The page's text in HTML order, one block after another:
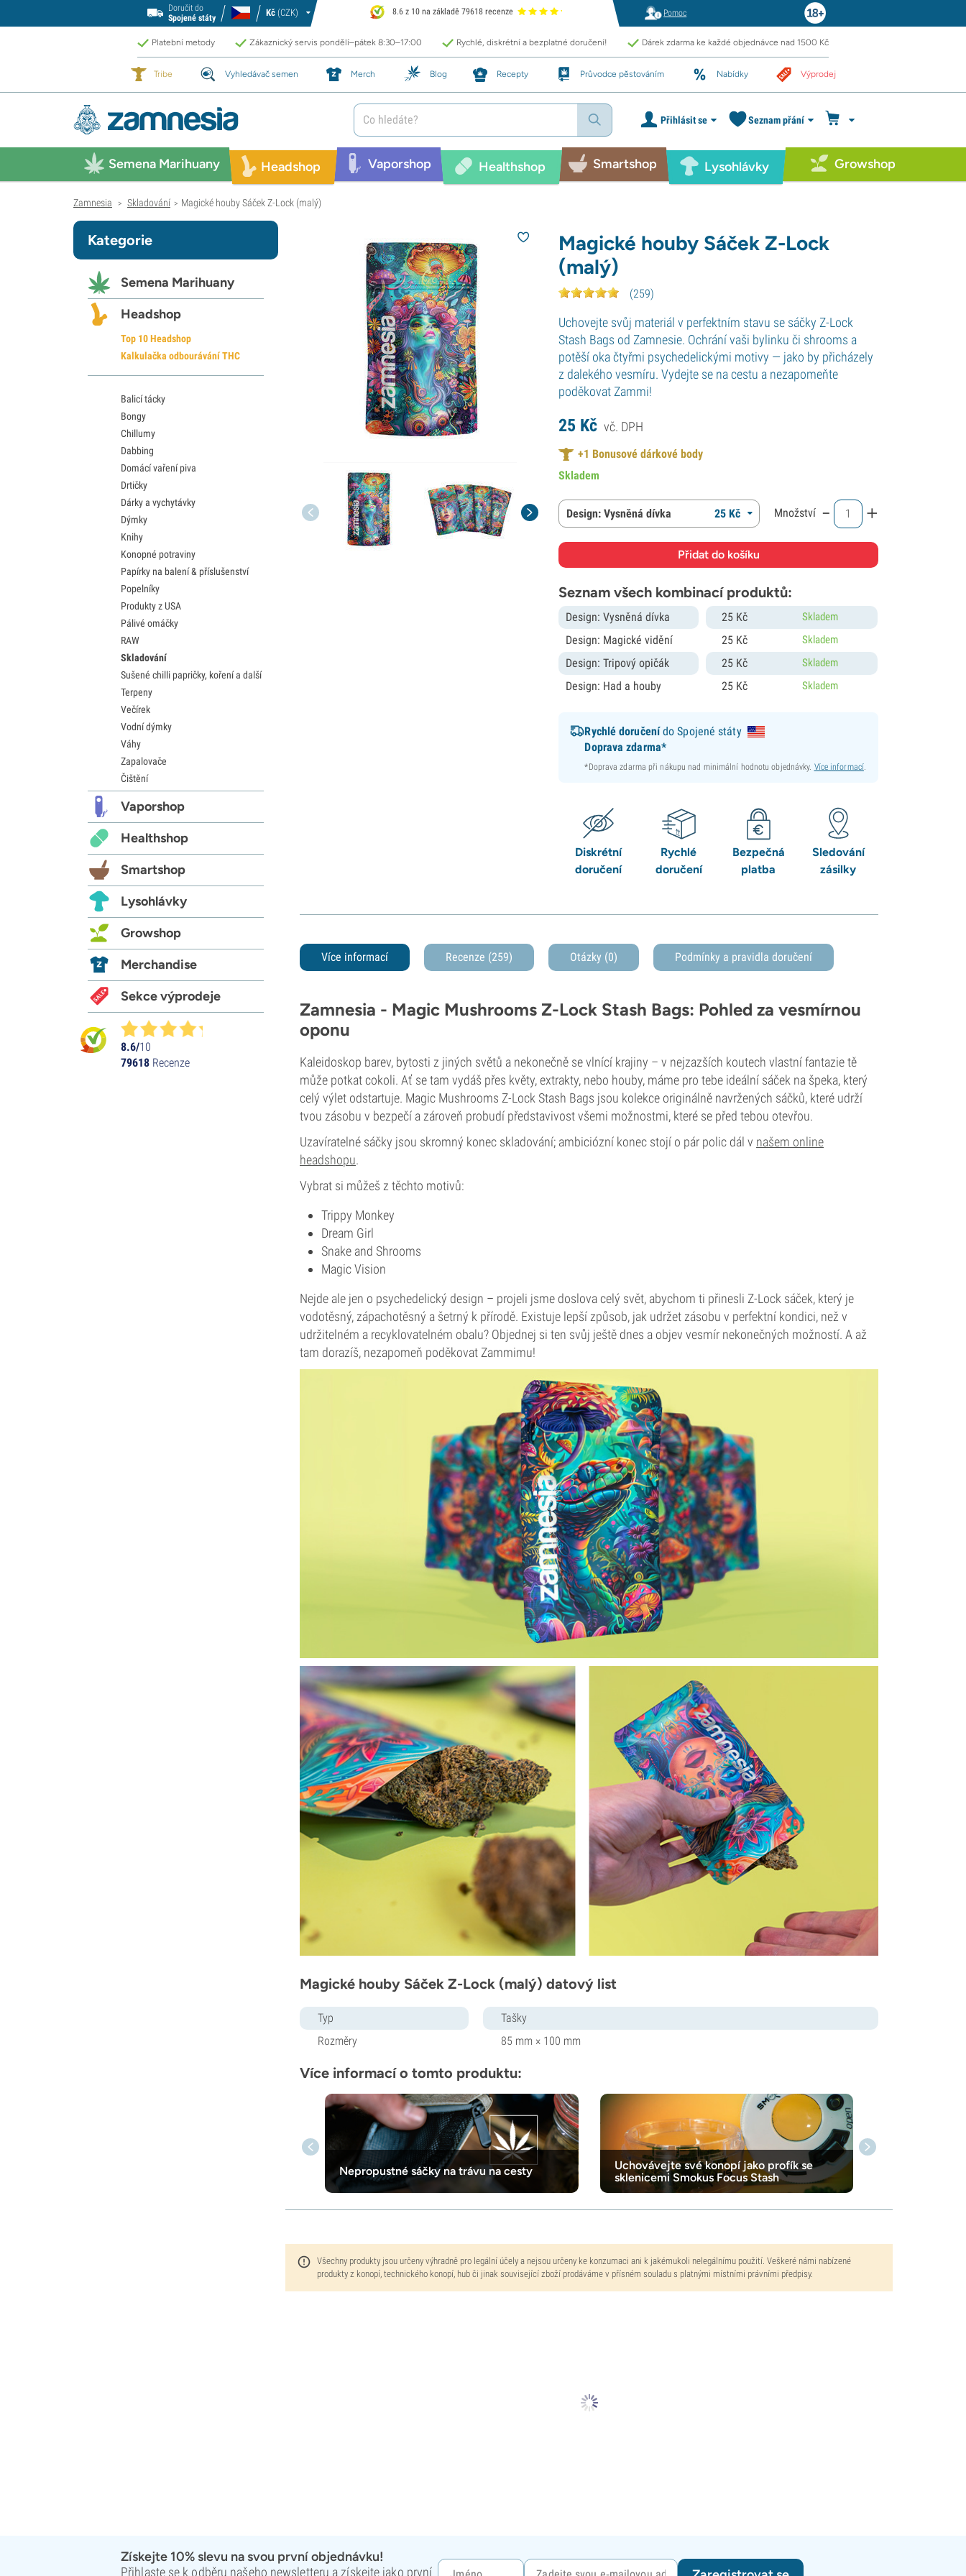
Doručit do
Spojené státy
Kč (CZK) 8.6 z 10 na základě 79618 recenze Pomoc
Platební metody Zákaznický servis pondělí–pátek 8:30–17:00 Rychlé, diskrétní a bezplatné doručení! Dárek zdarma ke každé objednávce nad 1500 Kč
Tribe Vyhledávač semen Merch Blog Recepty Průvodce pěstováním Nabídky Výprodej
Přihlásit se Seznam přání
Semena Marihuany Headshop Vaporshop Healthshop Smartshop Lysohlávky Growshop
Zamnesia > Skladování > Magické houby Sáček Z-Lock (malý)
Magické houby Sáček Z-Lock
(malý)
(259)
Uchovejte svůj materiál v perfektním stavu se sáčky Z-Lock
Stash Bags od Zamnesie. Ochrání vaši bylinku či shrooms a
potěší oka čtyřmi psychedelickými motivy — jako by přicházely
z dalekého vesmíru. Vydejte se na cestu a nezapomeňte
poděkovat Zammi!
25 Kč vč. DPH
+1 Bonusové dárkové body
Skladem
Design: Vysněná dívka 25 Kč Množství - +
Seznam všech kombinací produktů:
Design: Vysněná dívka 25Kč Skladem
Design: Magické vidění 25Kč Skladem
Design: Tripový opičák 25Kč Skladem
Design: Had a houby 25Kč Skladem
Rychlé doručenído Spojené státy
Doprava zdarma*
*Doprava zdarma při nákupu nad minimální hodnotu objednávky. Více informací.
Diskrétní
doručení
Rychlé
doručení
Bezpečná
platba
Sledování
zásilky
Více informací Recenze (259) Otázky (0) Podmínky a pravidla doručení
Zamnesia - Magic Mushrooms Z-Lock Stash Bags: Pohled za vesmírnou
oponu
Kaleidoskop barev, bytosti z jiných světů a nekonečně se vlnící krajiny – v nejzazších koutech vlastní fantazie tě
může potkat cokoli. Ať se tam vydáš přes květy, extrakty, nebo houby, máme pro tebe ideální sáček na špeka, který
celý výlet odstartuje. Magic Mushrooms Z-Lock Stash Bags jsou kolekce originálně navržených sáčků, které udrží
tvou zásobu v bezpečí a zároveň probudí představivost všemi možnostmi, které se před tebou otevřou.
Uzavíratelné sáčky jsou skromný konec skladování; ambiciózní konec stojí o pár polic dál v našem online
headshopu.
Vybrat si můžeš z těchto motivů:
Trippy Monkey
Dream Girl
Snake and Shrooms
Magic Vision
Nejde ale jen o psychedelický design – projeli jsme doslova celý svět, abychom ti přinesli Z-Lock sáček, který je
vodotěsný, zápachotěsný a šetrný k přírodě. Existuje lepší způsob, jak udržet zásobu v perfektní kondici, než v
udržitelném a recyklovatelném obalu? Objednej si ten svůj ještě dnes a objev vesmír nekonečných možností. A až
tam dorazíš, nezapomeň poděkovat Zammimu!
Magické houby Sáček Z-Lock (malý) datový list
Typ
Tašky
Rozměry
85 mm × 100 mm
Více informací o tomto produktu:
Nepropustné sáčky na trávu na cesty
Uchovávejte své konopí jako profík se
sklenicemi Smokus Focus Stash
Všechny produkty jsou určeny výhradně pro legální účely a nejsou určeny ke konzumaci ani k jakémukoli nelegálnímu použití. Veškeré námi nabízené
produkty z konopí, technického konopí, hub či jinak související zboží prodáváme v přísném souladu s platnými místními právními předpisy.
Kategorie
Semena Marihuany
Headshop
Top 10 Headshop
Kalkulačka odbourávání THC
Balicí tácky
Bongy
Chillumy
Dabbing
Domácí vaření piva
Drtičky
Dárky a vychytávky
Dýmky
Knihy
Konopné potraviny
Papírky na balení & příslušenství
Popelníky
Produkty z USA
Pálivé omáčky
RAW
Skladování
Sušené chilli papričky, koření a další
Terpeny
Večírek
Vodní dýmky
Váhy
Zapalovače
Čištění
Vaporshop
Healthshop
Smartshop
Lysohlávky
Growshop
Merchandise
Sekce výprodeje
8.6/10
79618 Recenze
Získejte 10% slevu na svou první objednávku!
Přihlaste se k odběru našeho newsletteru a získejte jako první